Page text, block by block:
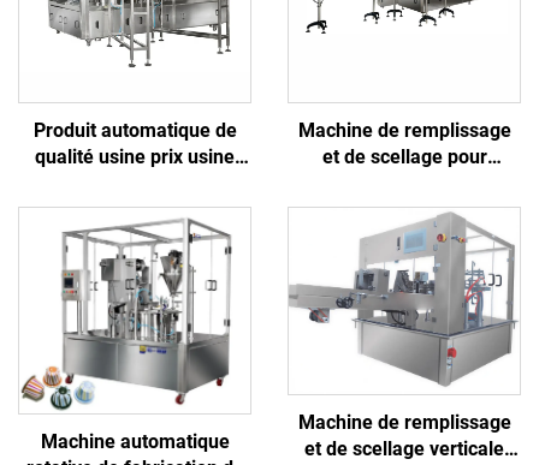
Produit automatique de
qualité usine prix usine
PLC Yaourt Jus Huile
Ketchup Sauce Pochon à
bec Lait Bière Produit
Machine de remplissage
et de scellage pour
l'emballage de glaçons et
de boissons
Machine automatique
Machine de remplissage
et de scellage verticale